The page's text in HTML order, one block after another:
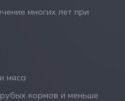
многих лет при
мяса
кормов и меньше